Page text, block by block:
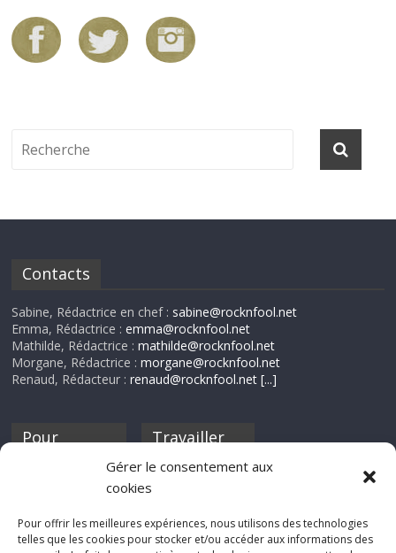
Gérer le consentement aux
cookies
Pour offrir les meilleures expériences, nous utilisons des technologies
telles que les cookies pour stocker et/ou accéder aux informations des
Contacts
Sabine, Rédactrice en chef : sabine@rocknfool.net
Emma, Rédactrice :emma@rocknfool.net
Mathilde, Rédactrice :mathilde@rocknfool.net
Morgane, Rédactrice :morgane@rocknfool.net
Renaud, Rédacteur :renaud@rocknfool.net [...]
Pour
discothèque
Travailler
Si tu souhaites
Rocknfool, n'hésite
pas à nous envoyer